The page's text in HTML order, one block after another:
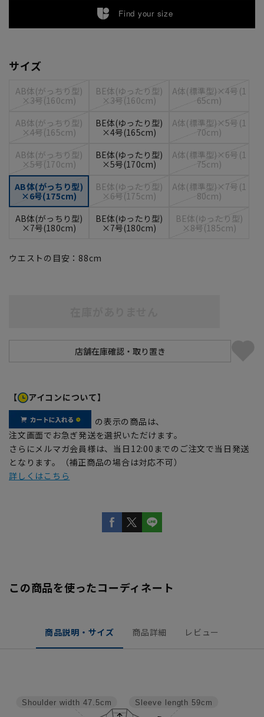
Find your size
サイズ
AB体(がっちり型)
×3号(160cm)
BE体(ゆったり型)
×3号(160cm)
A体(標準型)×4号(1
65cm)
AB体(がっちり型)
×4号(165cm)
BE体(ゆったり型)
×4号(165cm)
A体(標準型)×5号(1
70cm)
AB体(がっちり型)
×5号(170cm)
BE体(ゆったり型)
×5号(170cm)
A体(標準型)×6号(1
75cm)
AB体(がっちり型)
×6号(175cm)
BE体(ゆったり型)
×6号(175cm)
A体(標準型)×7号(1
80cm)
AB体(がっちり型)
×7号(180cm)
BE体(ゆったり型)
×7号(180cm)
BE体(ゆったり型)
×8号(185cm)
ウエストの目安： 88cm
【 アイコンについて】
の表示の商品は、
注文画面でお急ぎ発送を選択いただけます。
さらにメルマガ会員様は、当日12:00までのご注文で当日発送
となります。（補正商品の場合は対応不可）
詳しくはこちら
この商品を使ったコーディネート
商品説明・サイズ 商品詳細 レビュー
Sleeve length 59cm
Shoulder width 47.5cm